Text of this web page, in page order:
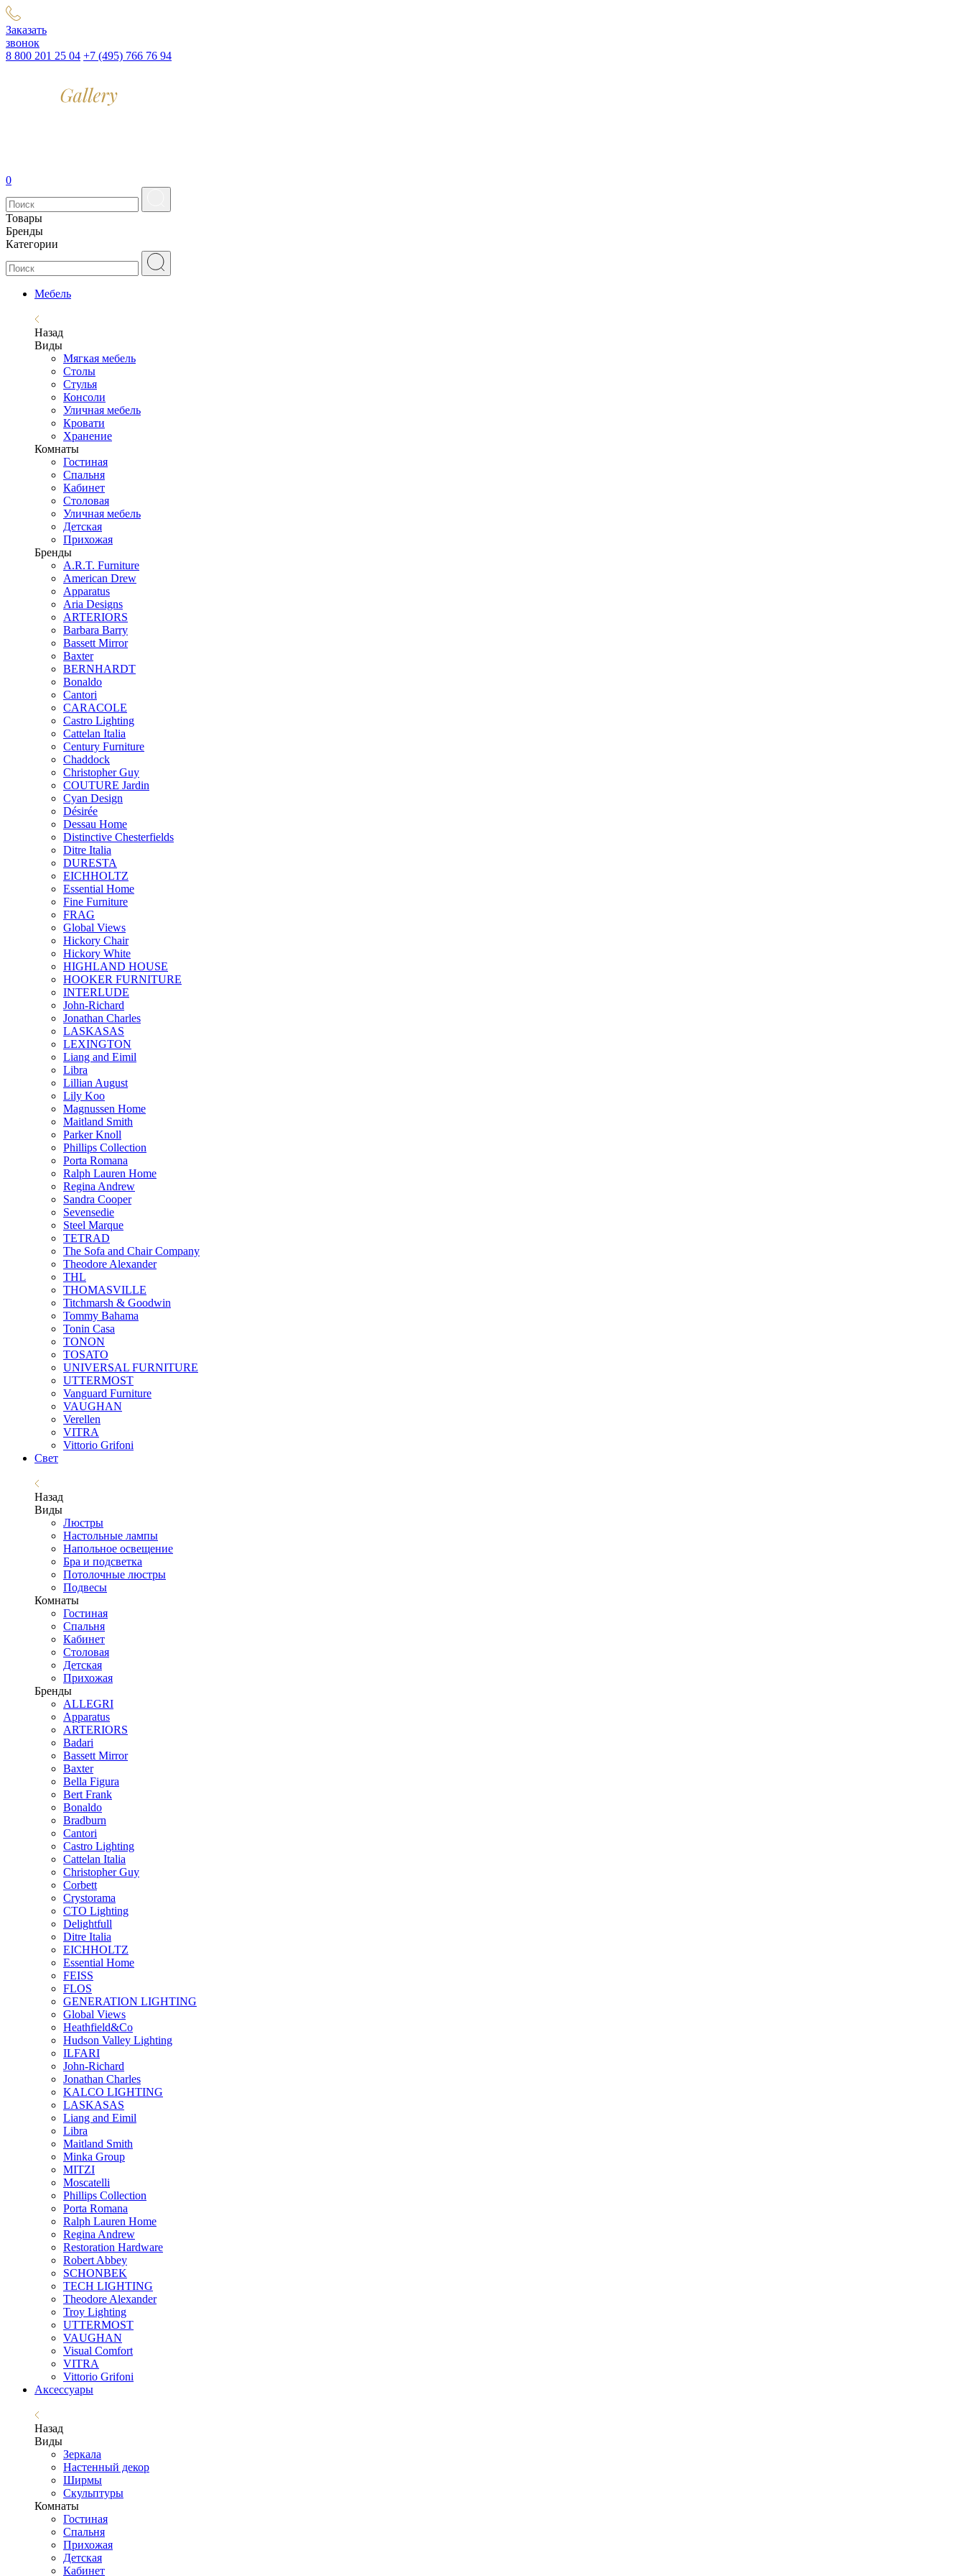
Заказать
звонок
8 800 201 25 04 +7 (495) 766 76 94
0
Товары
Бренды
Категории
Мебель
Назад
Виды
Мягкая мебель
Столы
Стулья
Консоли
Уличная мебель
Кровати
Хранение
Комнаты
Гостиная
Спальня
Кабинет
Столовая
Уличная мебель
Детская
Прихожая
Бренды
A.R.T. Furniture
American Drew
Apparatus
Aria Designs
ARTERIORS
Barbara Barry
Bassett Mirror
Baxter
BERNHARDT
Bonaldo
Cantori
CARACOLE
Castro Lighting
Cattelan Italia
Century Furniture
Chaddock
Christopher Guy
COUTURE Jardin
Cyan Design
Désirée
Dessau Home
Distinctive Chesterfields
Ditre Italia
DURESTA
EICHHOLTZ
Essential Home
Fine Furniture
FRAG
Global Views
Hickory Chair
Hickory White
HIGHLAND HOUSE
HOOKER FURNITURE
INTERLUDE
John-Richard
Jonathan Charles
LASKASAS
LEXINGTON
Liang and Eimil
Libra
Lillian August
Lily Koo
Magnussen Home
Maitland Smith
Parker Knoll
Phillips Collection
Porta Romana
Ralph Lauren Home
Regina Andrew
Sandra Cooper
Sevensedie
Steel Marque
TETRAD
The Sofa and Chair Company
Theodore Alexander
THL
THOMASVILLE
Titchmarsh & Goodwin
Tommy Bahama
Tonin Casa
TONON
TOSATO
UNIVERSAL FURNITURE
UTTERMOST
Vanguard Furniture
VAUGHAN
Verellen
VITRA
Vittorio Grifoni
Свет
Назад
Виды
Люстры
Настольные лампы
Напольное освещение
Бра и подсветка
Потолочные люстры
Подвесы
Комнаты
Гостиная
Спальня
Кабинет
Столовая
Детская
Прихожая
Бренды
ALLEGRI
Apparatus
ARTERIORS
Badari
Bassett Mirror
Baxter
Bella Figura
Bert Frank
Bonaldo
Bradburn
Cantori
Castro Lighting
Cattelan Italia
Christopher Guy
Corbett
Crystorama
CTO Lighting
Delightfull
Ditre Italia
EICHHOLTZ
Essential Home
FEISS
FLOS
GENERATION LIGHTING
Global Views
Heathfield&Co
Hudson Valley Lighting
ILFARI
John-Richard
Jonathan Charles
KALCO LIGHTING
LASKASAS
Liang and Eimil
Libra
Maitland Smith
Minka Group
MITZI
Moscatelli
Phillips Collection
Porta Romana
Ralph Lauren Home
Regina Andrew
Restoration Hardware
Robert Abbey
SCHONBEK
TECH LIGHTING
Theodore Alexander
Troy Lighting
UTTERMOST
VAUGHAN
Visual Comfort
VITRA
Vittorio Grifoni
Аксессуары
Назад
Виды
Зеркала
Настенный декор
Ширмы
Скульптуры
Комнаты
Гостиная
Спальня
Прихожая
Детская
Кабинет